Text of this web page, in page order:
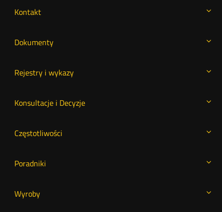
Kontakt
Dokumenty
Rejestry i wykazy
Konsultacje i Decyzje
Częstotliwości
Poradniki
Wyroby